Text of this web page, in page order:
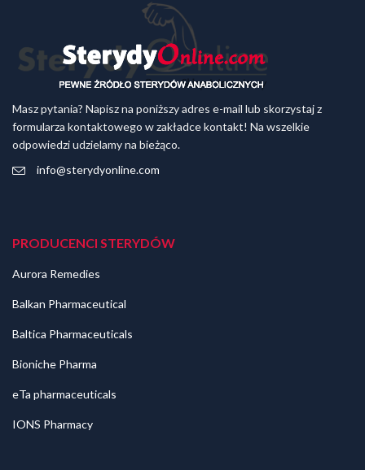
Masz pytania? Napisz na poniższy adres e-mail lub skorzystaj z
formularza kontaktowego w zakładce kontakt! Na wszelkie
odpowiedzi udzielamy na bieżąco.
info@sterydyonline.com
PRODUCENCI STERYDÓW
Aurora Remedies
Balkan Pharmaceutical
Baltica Pharmaceuticals
Bioniche Pharma
eTa pharmaceuticals
IONS Pharmacy